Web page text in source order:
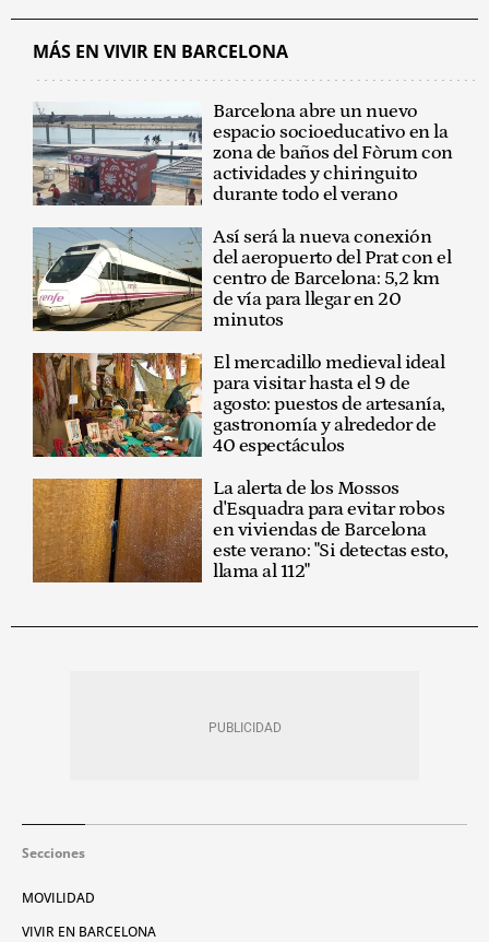
MÁS EN VIVIR EN BARCELONA
Barcelona abre un nuevo
espacio socioeducativo en la
zona de baños del Fòrum con
actividades y chiringuito
durante todo el verano
Así será la nueva conexión
del aeropuerto del Prat con el
centro de Barcelona: 5,2 km
de vía para llegar en 20
minutos
El mercadillo medieval ideal
para visitar hasta el 9 de
agosto: puestos de artesanía,
gastronomía y alrededor de
40 espectáculos
La alerta de los Mossos
d'Esquadra para evitar robos
en viviendas de Barcelona
este verano: "Si detectas esto,
llama al 112"
Secciones
MOVILIDAD
VIVIR EN BARCELONA